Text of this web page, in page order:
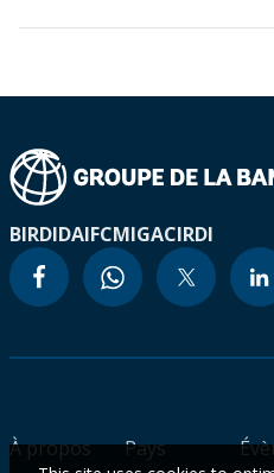
BIRDIDAIFCMIGACIRDI
À propos
Pays